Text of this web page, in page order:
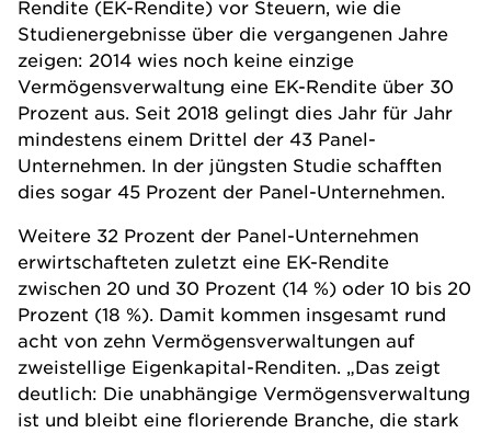
Rendite (EK-Rendite) vor Steuern, wie die
Studienergebnisse über die vergangenen Jahre
zeigen: 2014 wies noch keine einzige
Vermögensverwaltung eine EK-Rendite über 30
Prozent aus. Seit 2018 gelingt dies Jahr für Jahr
mindestens einem Drittel der 43 Panel-
Unternehmen. In der jüngsten Studie schafften
dies sogar 45 Prozent der Panel-Unternehmen.
Weitere 32 Prozent der Panel-Unternehmen
erwirtschafteten zuletzt eine EK-Rendite
zwischen 20 und 30 Prozent (14 %) oder 10 bis 20
Prozent (18 %). Damit kommen insgesamt rund
acht von zehn Vermögensverwaltungen auf
zweistellige Eigenkapital-Renditen. „Das zeigt
deutlich: Die unabhängige Vermögensverwaltung
ist und bleibt eine florierende Branche, die stark